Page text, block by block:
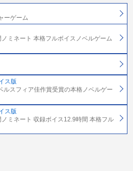
ーゲーム
ミネート 本格フルボイスノベルゲーム
ス版
ルスフィア佳作賞受賞の本格ノベルゲー
ス版
ミネート 収録ボイス12.9時間 本格フル